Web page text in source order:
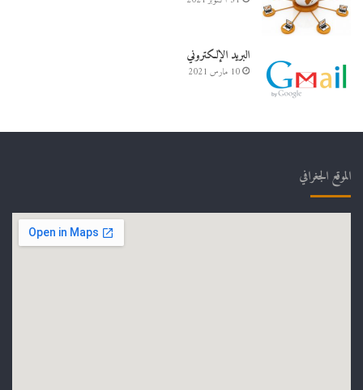
البريد الإلكتروني
10 مارس 2021
الموقع الجغرافي